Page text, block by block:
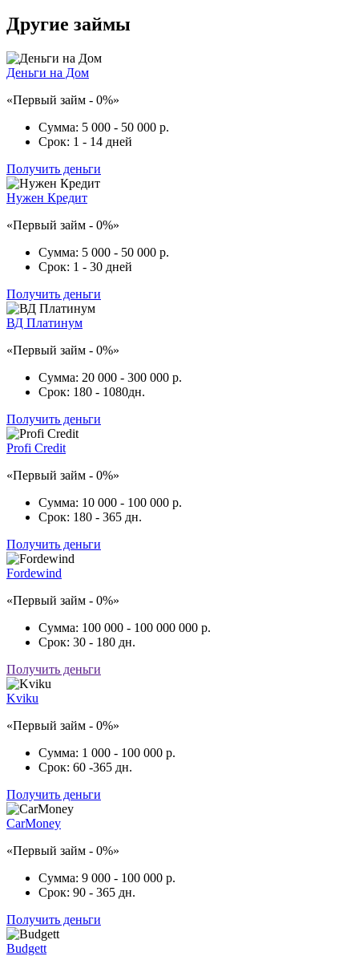
Другие займы
Деньги на Дом
«Первый займ - 0%»
Сумма: 5 000 - 50 000 р.
Срок: 1 - 14 дней
Получить деньги
Нужен Кредит
«Первый займ - 0%»
Сумма: 5 000 - 50 000 р.
Срок: 1 - 30 дней
Получить деньги
ВД Платинум
«Первый займ - 0%»
Сумма: 20 000 - 300 000 р.
Срок: 180 - 1080дн.
Получить деньги
Profi Credit
«Первый займ - 0%»
Сумма: 10 000 - 100 000 р.
Срок: 180 - 365 дн.
Получить деньги
Fordewind
«Первый займ - 0%»
Сумма: 100 000 - 100 000 000 р.
Срок: 30 - 180 дн.
Получить деньги
Kviku
«Первый займ - 0%»
Сумма: 1 000 - 100 000 р.
Срок: 60 -365 дн.
Получить деньги
CarMoney
«Первый займ - 0%»
Сумма: 9 000 - 100 000 р.
Срок: 90 - 365 дн.
Получить деньги
Budgett